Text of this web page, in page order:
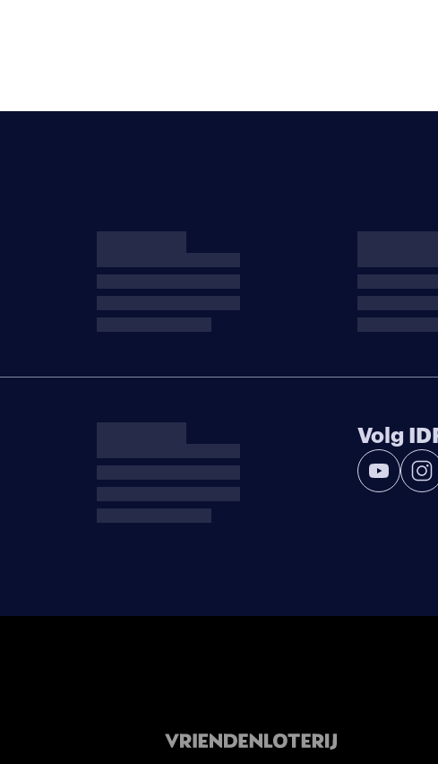
Volg